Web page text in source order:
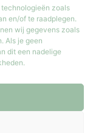
zoals
en/of te raadplegen.
wij gegevens zoals
Als je geen
dit een nadelige
tot 17:30
17:00
tot 17:00 geopend.